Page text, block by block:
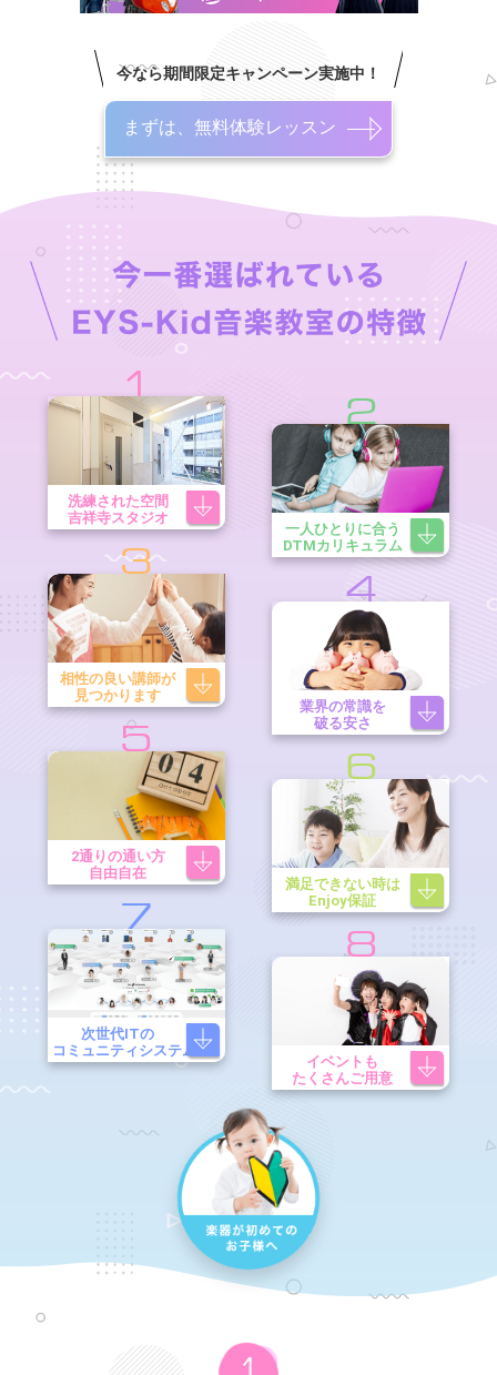
今なら期間限定キャンペーン実施中！
まずは、無料体験レッスン
1
洗練された空間
吉祥寺スタジオ
2
一人ひとりに合う
DTMカリキュラム
3
相性の良い講師が
見つかります
4
業界の常識を
破る安さ
5
2通りの通い方
自由自在
6
満足できない時は
Enjoy保証
7
次世代ITの
コミュニティシステム
8
イベントも
たくさんご用意